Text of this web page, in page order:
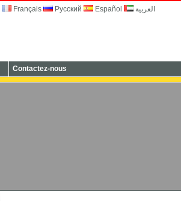
Français Русский Español العربية
Contactez-nous